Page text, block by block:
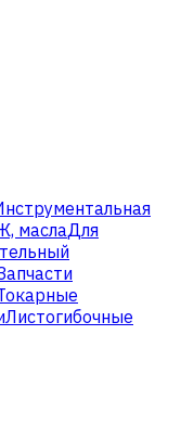
маслаДля
Листогибочные